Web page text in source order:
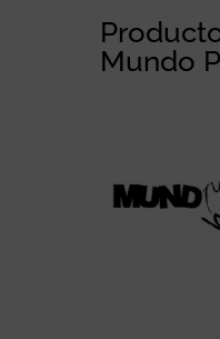
Mundo